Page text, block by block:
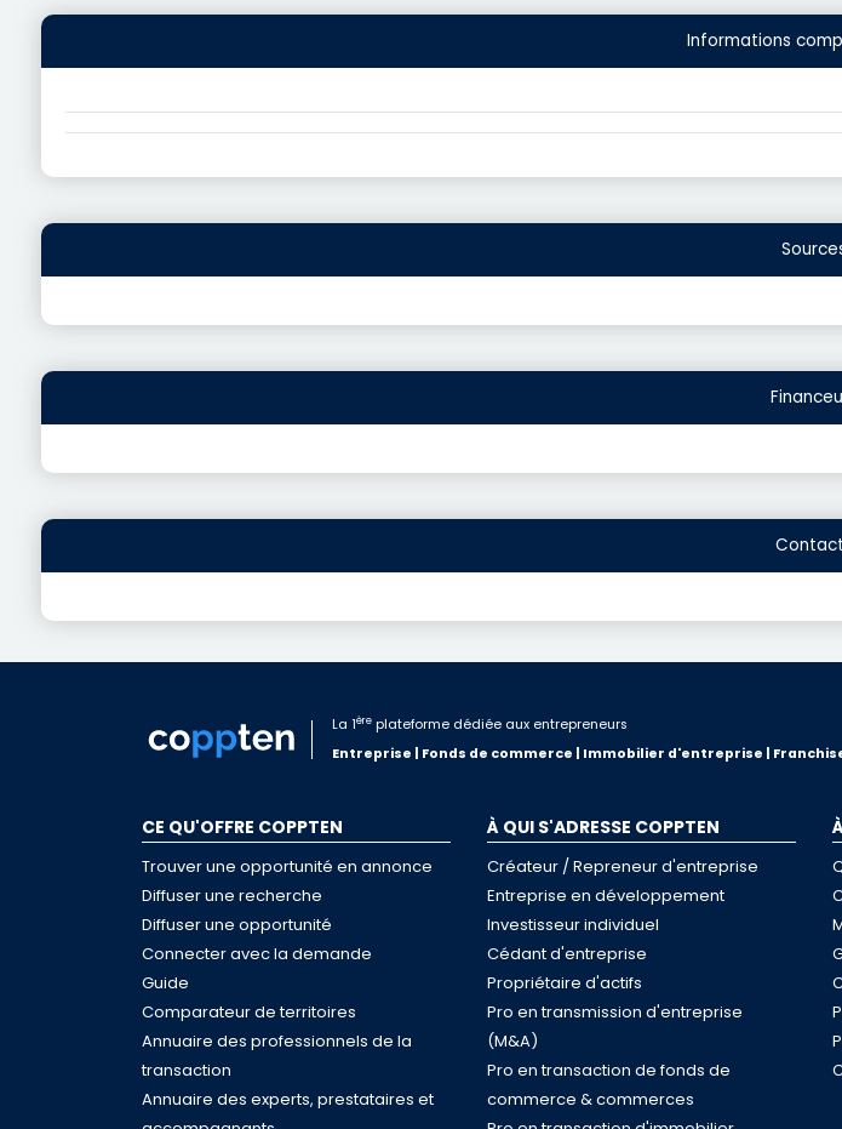
Informations
La 1ère plateforme dédiée aux entrepreneurs
Entreprise | Fonds de commerce | Immobilier d'entreprise |
CE QU'OFFRE COPPTEN
Trouver une opportunité en annonce
Diffuser une recherche
Diffuser une opportunité
Connecter avec la demande
Guide
Comparateur de territoires
Annuaire des professionnels de la
transaction
Annuaire des experts, prestataires et
À QUI S'ADRESSE COPPTEN
Créateur / Repreneur d'entreprise
Entreprise en développement
Investisseur individuel
Cédant d'entreprise
Propriétaire d'actifs
Pro en transmission d'entreprise
(M&A)
Pro en transaction de fonds de
commerce & commerces